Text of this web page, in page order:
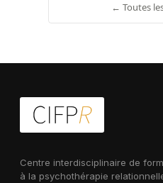
← Toutes
Centre interdisciplinaire de
à la psychothérapie